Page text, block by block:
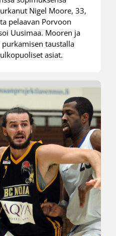
Nigel Moore, 33,
pelaavan Porvoon
Uusimaa. Mooren ja
taustalla
asiat.